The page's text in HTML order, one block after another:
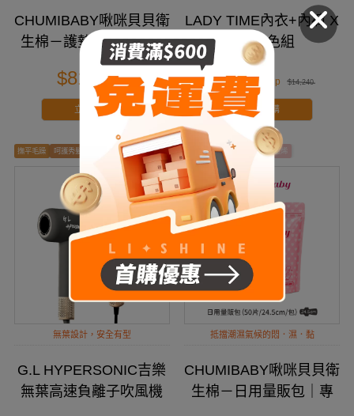
CHUMIBABY啾咪貝貝衛
生棉－護墊量販包｜專
為台灣女性設計
$810 $1,020
立即搶購
LADY TIME內衣+內褲 X
4套包色組
$5,000 $14,240
立即搶購
撫平毛躁 呵護秀髮
無葉設計，安全有型
G.L HYPERSONIC吉樂
無葉高速負離子吹風機
超強鎖水力 清香抑菌 石墨烯
抵擋潮濕氣候的悶．濕．黏
CHUMIBABY啾咪貝貝衛
生棉－日用量販包｜專